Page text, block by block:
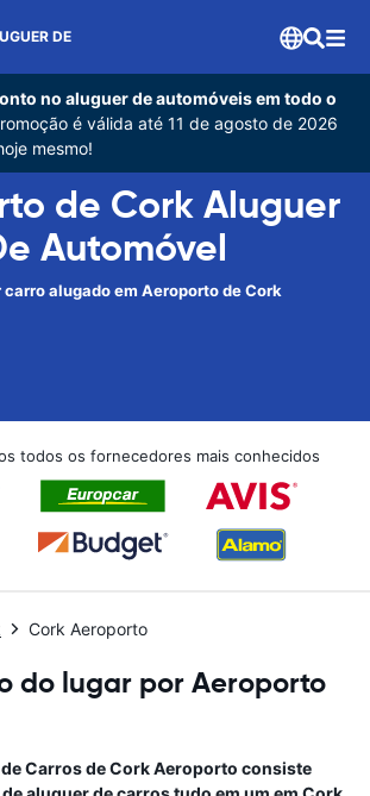
DE
no aluguer de automóveis em todo o
é válida até 11 de agosto de 2026
mesmo!
de Cork Aluguer
Automóvel
carro alugado em Aeroporto de Cork
todos os fornecedores mais conhecidos
Cork Aeroporto
do lugar por Aeroporto
Carros deCork Aeroporto consiste